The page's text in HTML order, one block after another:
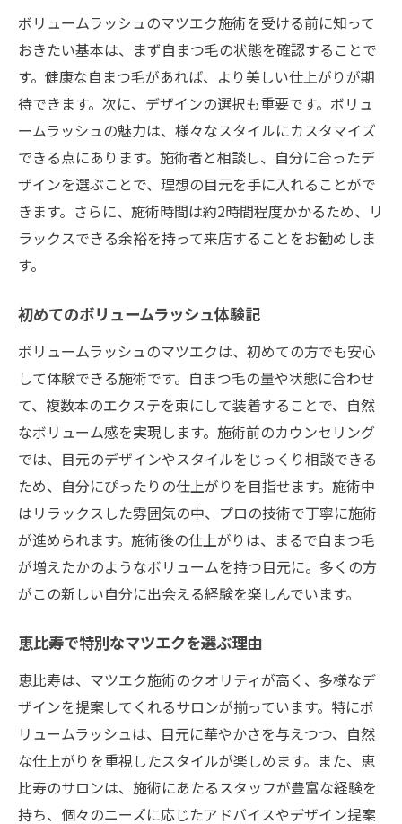
恵比寿サロンでの施術後の満足度調査
細部にこだわる技術力の秘密
華やかさをプラスするマツエク施術の効果的な
選び方
自分に合ったマツエクのスタイルを見つけ
る
ボリュームラッシュとクラシックラッシュ
の違い
特別なイベントに最適な選択をする
方法
サロンのプロが教えるおすすめのデザイン
恵比寿でのマツエク予約方法と人気のデザイン
を探る
オンライン予約のメリットと利用法
人気のデザインとその特徴
予約前に知っておきたいポイント
比較して選ぶマツエクサロンの選び方
当日の持ち物と準備のコツ
予約変更やキャンセルのルール
マツエク後のケアを簡単にするアドバイス集
長持ちさせるためのポイント
自宅でできる簡単ケア方法
避けるべき習慣とケアのコツ
トラブルを防ぐための注意点
プロが教える効果的なケアアイテム
ボリュームラッシュのマツエク施術を受ける前に知って
おきたい基本は、まず自まつ毛の状態を確認することで
す。健康な自まつ毛があれば、より美しい仕上がりが期
待できます。次に、デザインの選択も重要です。ボリュ
ームラッシュの魅力は、様々なスタイルにカスタマイズ
できる点にあります。施術者と相談し、自分に合ったデ
ザインを選ぶことで、理想の目元を手に入れることがで
きます。さらに、施術時間は約2時間程度かかるため、リ
ラックスできる余裕を持って来店することをお勧めしま
す。
初めてのボリュームラッシュ体験記
ボリュームラッシュのマツエクは、初めての方でも安心
して体験できる施術です。自まつ毛の量や状態に合わせ
て、複数本のエクステを束にして装着することで、自然
なボリューム感を実現します。施術前のカウンセリング
では、目元のデザインやスタイルをじっくり相談できる
ため、自分にぴったりの仕上がりを目指せます。施術中
はリラックスした雰囲気の中、プロの技術で丁寧に施術
が進められます。施術後の仕上がりは、まるで自まつ毛
が増えたかのようなボリュームを持つ目元に。多くの方
がこの新しい自分に出会える経験を楽しんでいます。
恵比寿で特別なマツエクを選ぶ理由
恵比寿は、マツエク施術のクオリティが高く、多様なデ
ザインを提案してくれるサロンが揃っています。特にボ
リュームラッシュは、目元に華やかさを与えつつ、自然
な仕上がりを重視したスタイルが楽しめます。また、恵
比寿のサロンは、施術にあたるスタッフが豊富な経験を
持ち、個々のニーズに応じたアドバイスやデザイン提案